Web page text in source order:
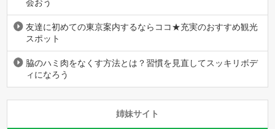
会おう
友達に初めての東京案内するならココ★充実のおすすめ観光
スポット
脇のハミ肉をなくす方法とは？習慣を見直してスッキリボデ
ィになろう
姉妹サイト